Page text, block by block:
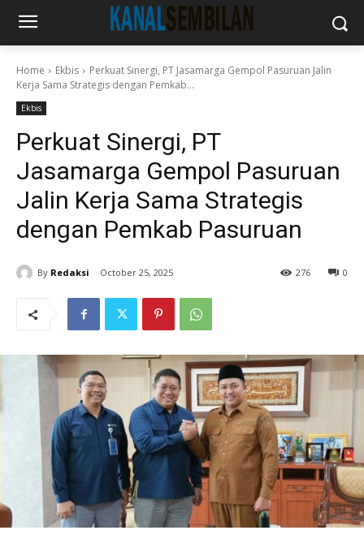
Home Ekbis
Perkuat Sinergi, PT Jasamarga Gempol Pasuruan Jalin
Kerja Sama Strategis dengan Pemkab...
Ekbis
Perkuat Sinergi, PT
Jasamarga Gempol Pasuruan
Jalin Kerja Sama Strategis
dengan Pemkab Pasuruan
By Redaksi October 25, 2025 0
276